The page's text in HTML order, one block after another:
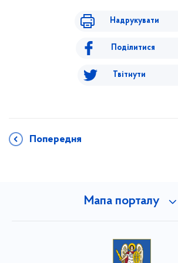
Надрукувати
Поділитися
Твітнути
Попередня
Мапа порталу